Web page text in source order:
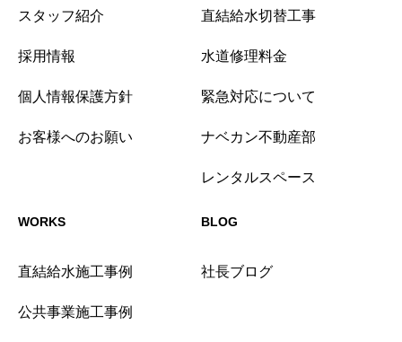
スタッフ紹介
採用情報
個人情報保護方針
お客様へのお願い
直結給水切替工事
水道修理料金
緊急対応について
ナベカン不動産部
レンタルスペース
WORKS
直結給水施工事例
公共事業施工事例
BLOG
社長ブログ